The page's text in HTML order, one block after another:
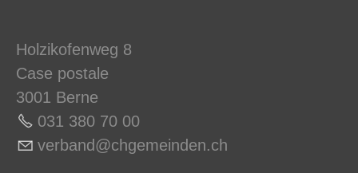
Holzikofenweg 8
Case postale
3001 Berne
031 380 70 00
v rb nd chg m nd n ch